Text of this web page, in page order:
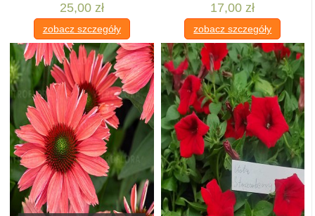
25,00 zł
zobacz szczegóły
17,00 zł
zobacz szczegóły